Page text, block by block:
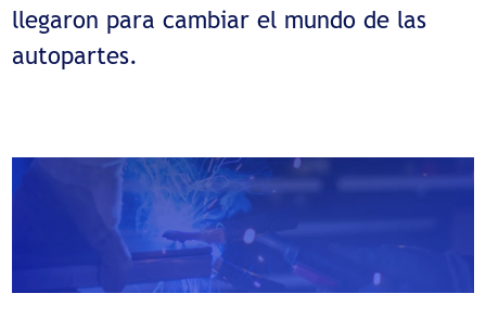
llegaron para cambiar el mundo de las
autopartes.